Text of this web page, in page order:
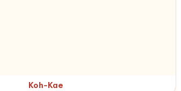
Koh-Kae